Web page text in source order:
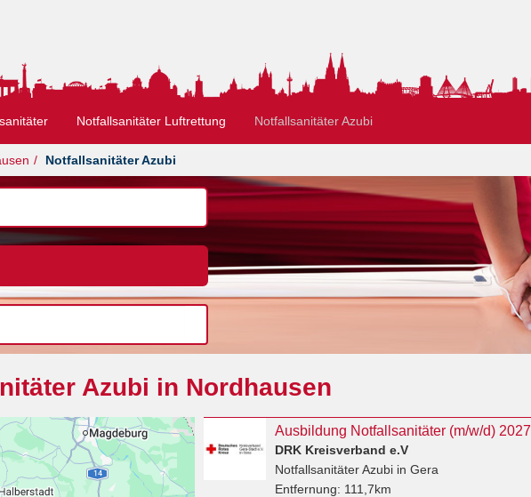
Notfallsanitäter Luftrettung Notfallsanitäter Azubi
Notfallsanitäter Azubi
Azubi in Nordhausen
Ausbildung Notfallsanitäter (m/w/d) 2027
DRK Kreisverband e.V
Notfallsanitäter Azubiin Gera
Entfernung: 111,7km